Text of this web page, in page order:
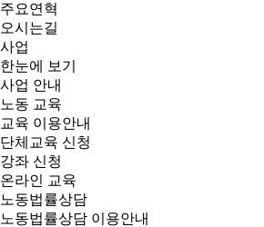
주요연혁
오시는길
사업
한눈에 보기
사업 안내
노동 교육
교육 이용안내
단체교육 신청
강좌 신청
온라인 교육
노동법률상담
노동법률상담 이용안내